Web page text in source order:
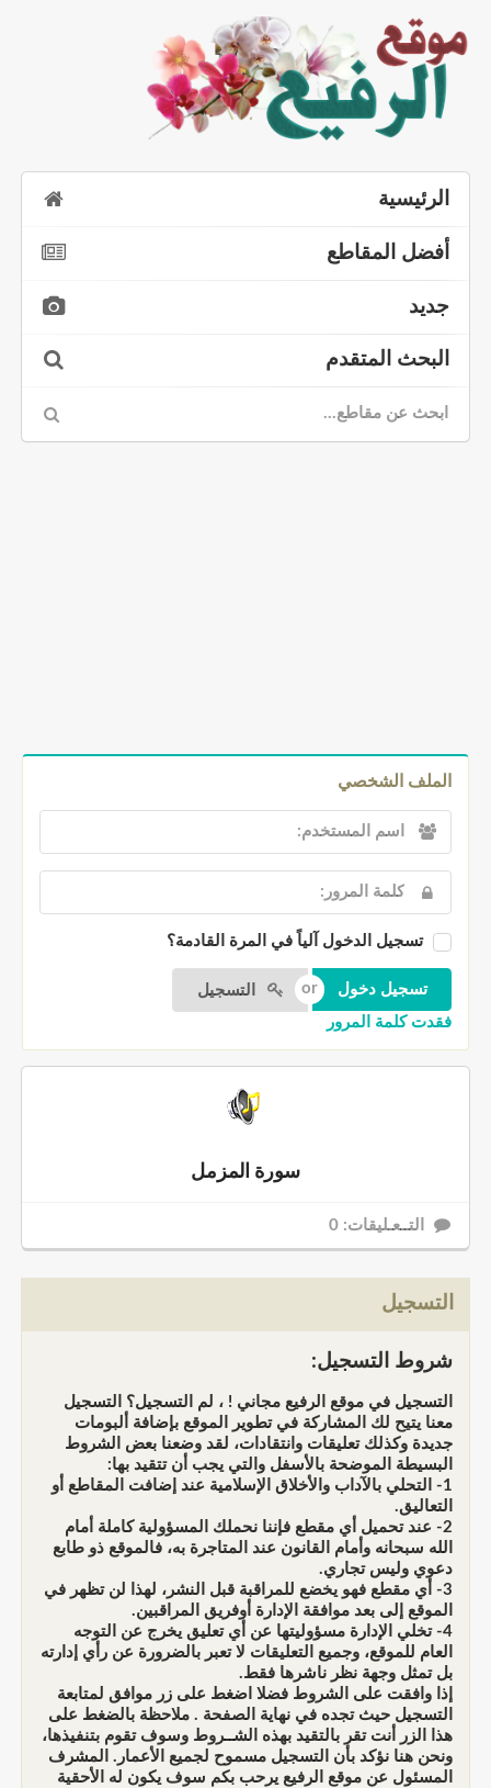
الرئيسية
أفضل المقاطع
جديد
البحث المتقدم
الملف الشخصي
تسجيل الدخول آلياً في المرة القادمة؟
التسجيل
فقدت كلمة المرور
سورة المزمل
التــعـليقات: 0
التسجيل
شروط التسجيل:
التسجيل في موقع الرفيع مجاني ! ، لم التسجيل؟ التسجيل
معنا يتيح لك المشاركة في تطوير الموقع بإضافة ألبومات
جديدة وكذلك تعليقات وانتقادات، لقد وضعنا بعض الشروط
البسيطة الموضحة بالأسفل والتي يجب أن تتقيد بها:
1- التحلي بالآداب والأخلاق الإسلامية عند إضافت المقاطع أو
التعاليق.
2- عند تحميل أي مقطع فإننا نحملك المسؤولية كاملة أمام
الله سبحانه وأمام القانون عند المتاجرة به، فالموقع ذو طابع
دعوي وليس تجاري.
3- أي مقطع فهو يخضع للمراقبة قبل النشر، لهذا لن تظهر في
الموقع إلى بعد موافقة الإدارة أوفريق المراقبين.
4- تخلي الإدارة مسؤوليتها عن أي تعليق يخرج عن التوجه
العام للموقع، وجميع التعليقات لا تعبر بالضرورة عن رأي إدارته
بل تمثل وجهة نظر ناشرها فقط.
إذا وافقت على الشروط فضلا اضغط على زر موافق لمتابعة
التسجيل حيث تجده في نهاية الصفحة . ملاحظة بالضغط على
هذا الزر أنت تقر بالتقيد بهذه الشــروط وسوف تقوم بتنفيذها،
ونحن هنا نؤكد بأن التسجيل مسموح لجميع الأعمار. المشرف
المسئول عن موقع الرفيع يرحب بكم سوف يكون له الأحقية